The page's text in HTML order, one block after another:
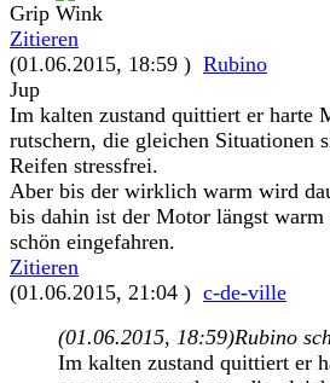
Grip
Zitieren
(01.06.2015, 18:59 ) Rubino
Jup
Im kalten zustand quittiert er harte
rutschern, die gleichen Situationen
Reifen stressfrei.
Aber bis der wirklich warm wird
bis dahin ist der Motor längst warm
schön eingefahren.
Zitieren
(01.06.2015, 21:04 ) c-de-ville
(01.06.2015, 18:59)Rubino
Im kalten zustand quittiert er